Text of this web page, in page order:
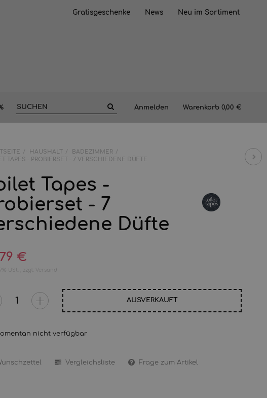
Gratisgeschenke News Neu im Sortiment
Anmelden Warenkorb 0,00 €
HAUSHALT
BADEZIMMER
TAPES - PROBIERSET - 7 VERSCHIEDENE DÜFTE
Tapes -
- 7
Düfte
€
USt. , zzgl. Versand
AUSVERKAUFT
nicht verfügbar
Vergleichsliste Frage zum Artikel